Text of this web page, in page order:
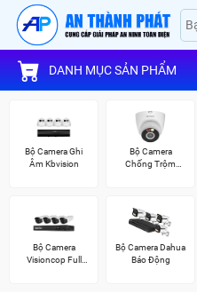
DANH MỤC SẢN PHẨM
Bộ Camera Ghi
Âm Kbvision
Bộ Camera
Chống Trộm
Bộ Camera
Visioncop Full
Bộ Camera Dahua
Báo Động